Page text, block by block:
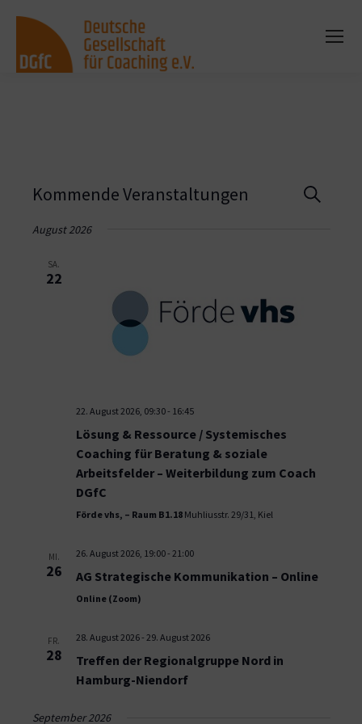
Suche
Kommende Veranstaltungen
August 2026
SA.
22
22. August 2026, 09:30- 16:45
Lösung & Ressource / Systemisches
Coaching für Beratung & soziale
Arbeitsfelder – Weiterbildung zum Coach
DGfC
Förde vhs, – Raum B1.18 Muhliusstr. 29/31, Kiel
MI.
26
26. August 2026, 19:00- 21:00
AG Strategische Kommunikation – Online
Online (Zoom)
FR.
28
28. August 2026- 29. August 2026
Treffen der Regionalgruppe Nord in
Hamburg-Niendorf
September 2026